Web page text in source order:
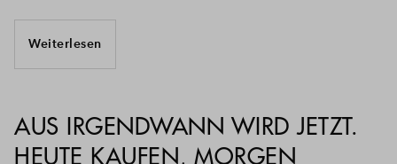
Weiterlesen
AUS IRGENDWANN WIRD JETZT.
HEUTE KAUFEN, MORGEN